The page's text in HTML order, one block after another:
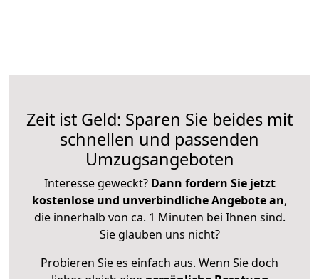
Zeit ist Geld: Sparen Sie beides mit
schnellen und passenden
Umzugsangeboten
Interesse geweckt? Dann fordern Sie jetzt
kostenlose und unverbindliche Angebote an,
die innerhalb von ca. 1 Minuten bei Ihnen sind.
Sie glauben uns nicht?
Probieren Sie es einfach aus. Wenn Sie doch